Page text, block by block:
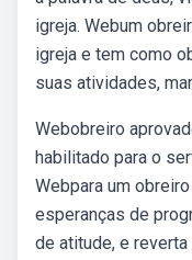
igreja. Webum
igreja e tem como
suas atividades,
Webobreiro
habilitado para o
Webpara um
esperanças de
de atitude, e